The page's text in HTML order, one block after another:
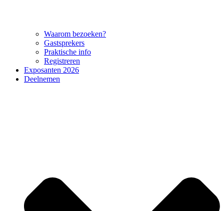
Waarom bezoeken?
Gastsprekers
Praktische info
Registreren
Exposanten 2026
Deelnemen